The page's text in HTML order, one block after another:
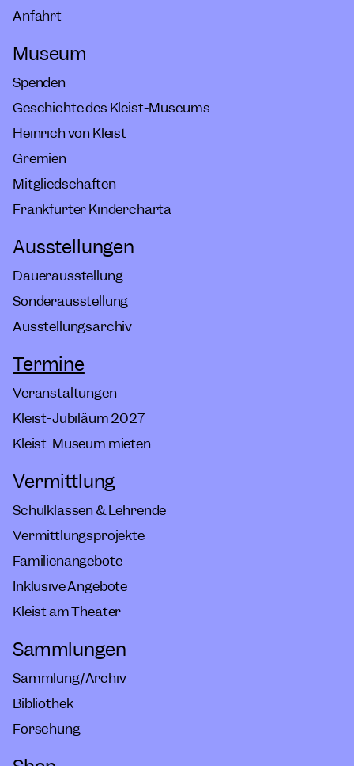
Anfahrt
Museum
Spenden
Geschichte des Kleist-Museums
Heinrich von Kleist
Gremien
Mitgliedschaften
Frankfurter Kindercharta
Ausstellungen
Dauerausstellung
Sonderausstellung
Ausstellungsarchiv
Termine
Veranstaltungen
Kleist-Jubiläum 2027
Kleist-Museum mieten
Vermittlung
Schulklassen & Lehrende
Vermittlungsprojekte
Familienangebote
Inklusive Angebote
Kleist am Theater
Sammlungen
Sammlung/Archiv
Bibliothek
Forschung